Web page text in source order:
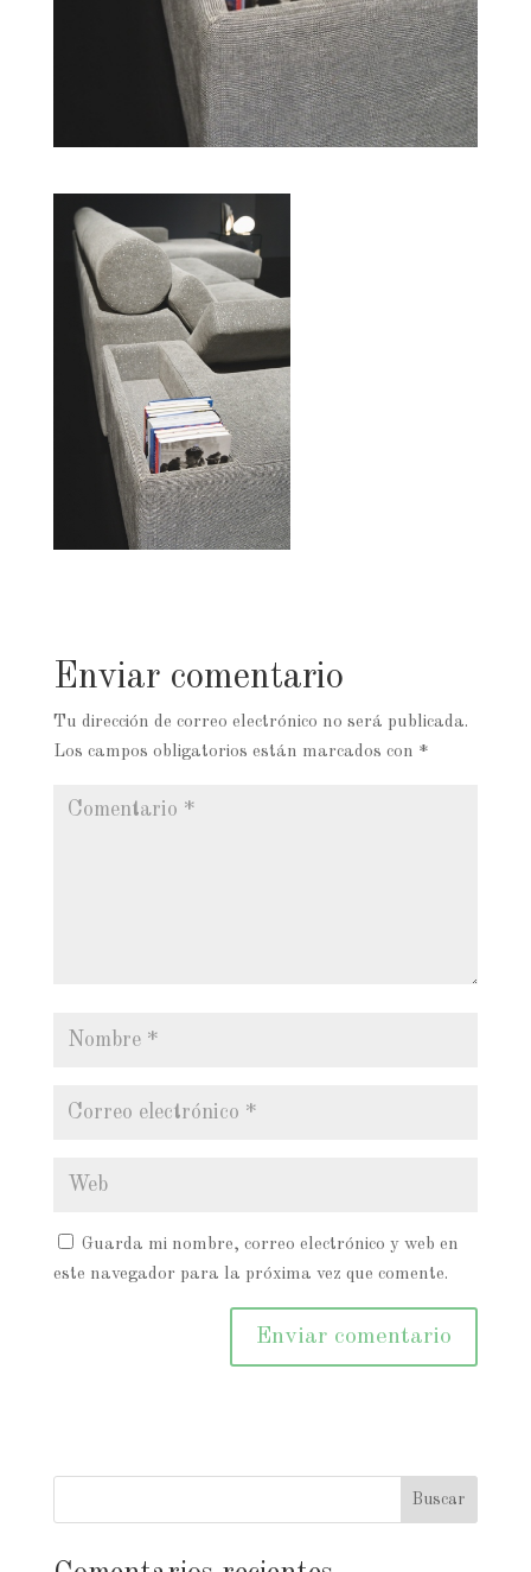
Enviar comentario
Tu dirección de correo electrónico no será publicada.
Los campos obligatorios están marcados con *
Guarda mi nombre, correo electrónico y web en
este navegador para la próxima vez que comente.